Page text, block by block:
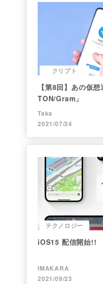
クリプト
【第8回】あの仮
TON/Gram」
Taka
2021/07/24
テクノロジー
iOS15 配信開始!!
IMAKARA
2021/09/23